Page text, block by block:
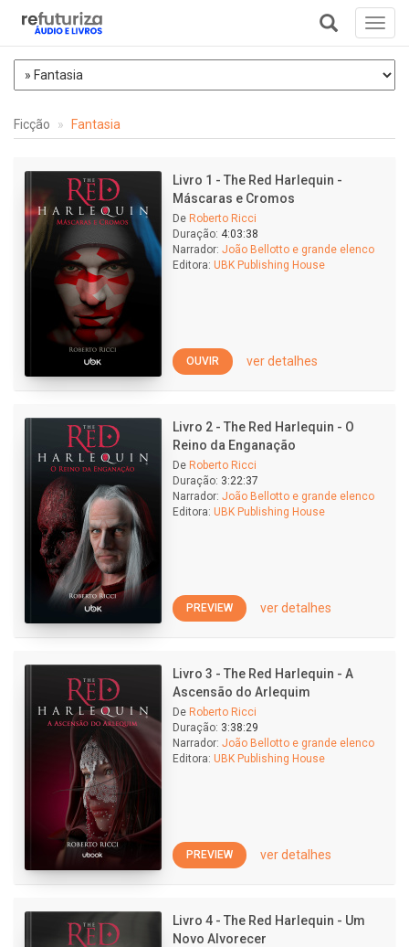
+
Ficção Fantasia
Livro 1 - The Red Harlequin -
Máscaras e Cromos
De Roberto Ricci
Duração: 4:03:38
Narrador: João Bellotto e grande elenco
Editora: UBK Publishing House
OUVIR ver detalhes
Livro 2 - The Red Harlequin - O
Reino da Enganação
De Roberto Ricci
Duração: 3:22:37
Narrador: João Bellotto e grande elenco
Editora: UBK Publishing House
PREVIEW ver detalhes
Livro 3 - The Red Harlequin - A
Ascensão do Arlequim
De Roberto Ricci
Duração: 3:38:29
Narrador: João Bellotto e grande elenco
Editora: UBK Publishing House
PREVIEW ver detalhes
Livro 4 - The Red Harlequin - Um
Novo Alvorecer